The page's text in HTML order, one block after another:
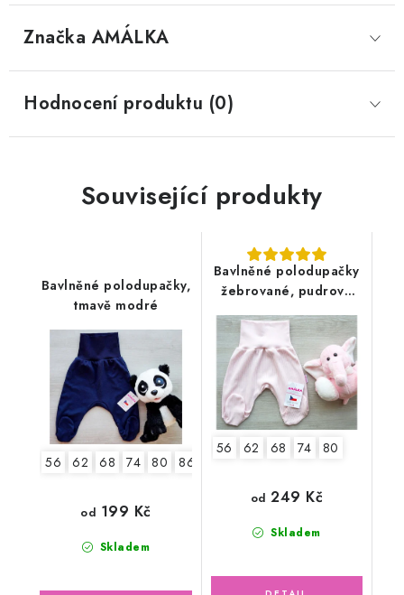
Značka AMÁLKA
Hodnocení produktu (0)
Související produkty
Bavlněné polodupačky,
tmavě modré
56 62 68 74 80 86
Skladem
od 199 Kč
Bavlněné polodupačky
žebrované, pudrově
růžové
56 62 68 74 80
Skladem
od 249 Kč